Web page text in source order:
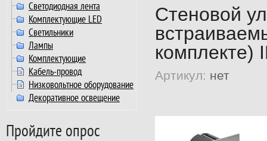
Светодиодная лента
Комплектующие LED
Светильники
Лампы
Комплектующие
Кабель-провод
Низковольтное оборудование
Декоративное освещение
Пройдите опрос
Стеновой
комплекте)
Артикул: нет